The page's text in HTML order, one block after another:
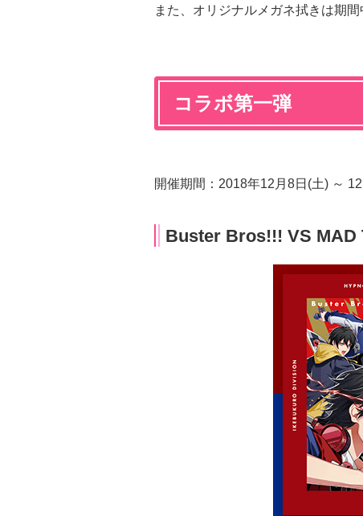
また、オリジナルメガネ拭きは期
コラボ第一弾
開催期間：2018年12月8日(土) ～
Buster Bros!!! VS MAD